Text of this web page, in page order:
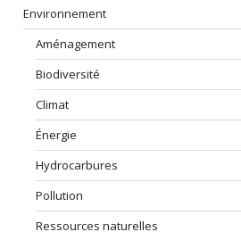
Environnement
Aménagement
Biodiversité
Climat
Énergie
Hydrocarbures
Pollution
Ressources naturelles